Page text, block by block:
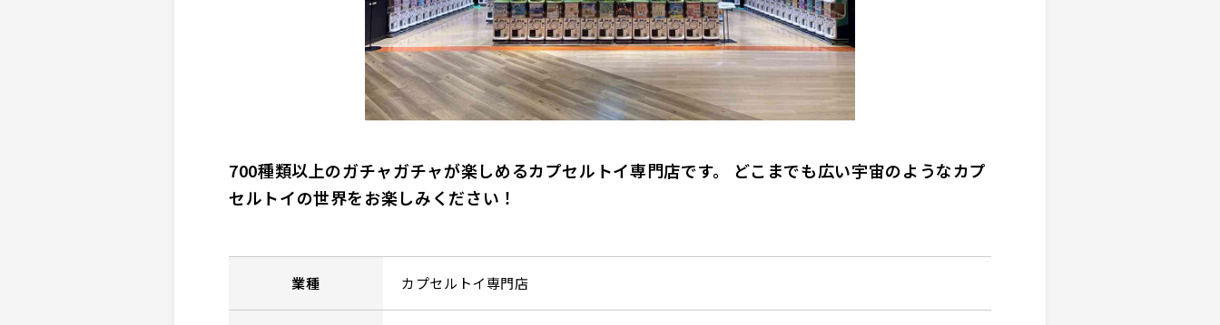
700種類以上のガチャガチャが楽しめるカプセルトイ専門店です。 どこまでも広い宇宙のようなカプ
セルトイの世界をお楽しみください！
業種 カプセルトイ専門店